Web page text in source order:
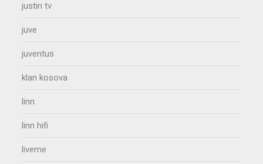
justin tv
juve
juventus
klan kosova
linn
linn hifi
liveme